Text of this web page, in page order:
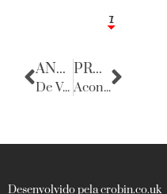
1
7
ANTERIOR
De Volta para o Passado
PRÓXIMA
Acontecencias
Desenvolvido pela crobin.co.uk